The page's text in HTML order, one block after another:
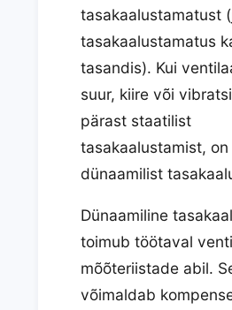
tasakaalustamatust
tasakaalustamatus
tasandis). Kui
suur, kiire või
pärast staatilist
tasakaalustamist, on
dünaamilist
Dünaamiline
toimub töötaval
mõõteriistade abil.
võimaldab